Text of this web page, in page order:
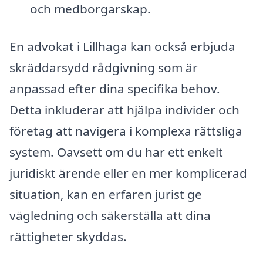
och medborgarskap.
En advokat i Lillhaga kan också erbjuda
skräddarsydd rådgivning som är
anpassad efter dina specifika behov.
Detta inkluderar att hjälpa individer och
företag att navigera i komplexa rättsliga
system. Oavsett om du har ett enkelt
juridiskt ärende eller en mer komplicerad
situation, kan en erfaren jurist ge
vägledning och säkerställa att dina
rättigheter skyddas.